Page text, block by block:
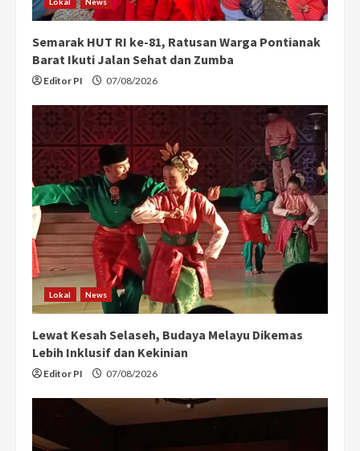
Semarak HUT RI ke-81, Ratusan Warga Pontianak
Barat Ikuti Jalan Sehat dan Zumba
Editor PI 07/08/2026
Lokal News
Lewat Kesah Selaseh, Budaya Melayu Dikemas
Lebih Inklusif dan Kekinian
Editor PI 07/08/2026